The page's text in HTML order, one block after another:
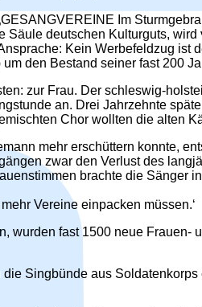
Im
deutschen Kulturguts,
Kein Werbefeldzug ist
den Bestand seiner fast 200
zur Frau. Der schleswig-
an. Drei Jahrzehnte
Chor wollten die alten
mehr erschüttern konnte,
zwar den Verlust des
brachte die Sänger
Vereine einpacken müssen.‘
fast 1500 neue Frauen-
Singbünde aus